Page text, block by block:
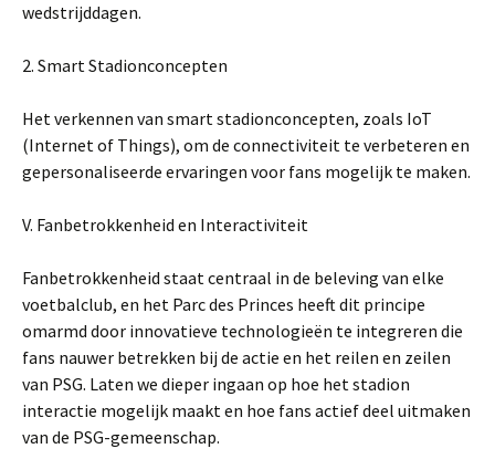
wedstrijddagen.
2. Smart Stadionconcepten
Het verkennen van smart stadionconcepten, zoals IoT
(Internet of Things), om de connectiviteit te verbeteren en
gepersonaliseerde ervaringen voor fans mogelijk te maken.
V. Fanbetrokkenheid en Interactiviteit
Fanbetrokkenheid staat centraal in de beleving van elke
voetbalclub, en het Parc des Princes heeft dit principe
omarmd door innovatieve technologieën te integreren die
fans nauwer betrekken bij de actie en het reilen en zeilen
van PSG. Laten we dieper ingaan op hoe het stadion
interactie mogelijk maakt en hoe fans actief deel uitmaken
van de PSG-gemeenschap.